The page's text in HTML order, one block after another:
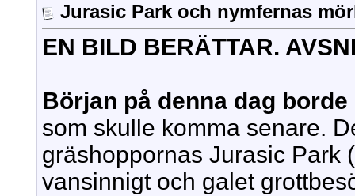
Jurasic Park och nymfernas
EN BILD BERÄTTAR.
Början på denna dag
som skulle komma senare.
gräshoppornas Jurasic Park
vansinnigt och galet